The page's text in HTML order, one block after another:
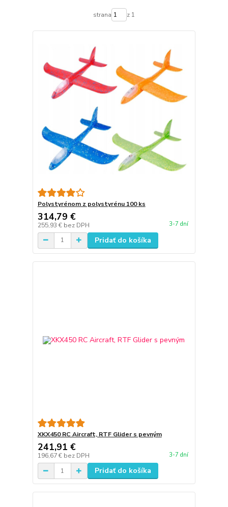
strana z 1
Polystyrénom z polystyrénu 100 ks
314,79 €
255,93 € bez DPH 3-7 dní
Pridať do košíka
XKX450 RC Aircraft, RTF Glider s pevným
241,91 €
196,67 € bez DPH 3-7 dní
Pridať do košíka